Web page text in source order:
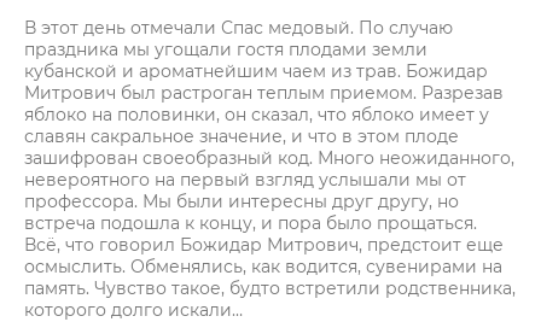
В этот день отмечали Спас медовый. По случаю
праздника мы угощали гостя плодами земли
кубанской и ароматнейшим чаем из трав. Божидар
Митрович был растроган теплым приемом. Разрезав
яблоко на половинки, он сказал, что яблоко имеет у
славян сакральное значение, и что в этом плоде
зашифрован своеобразный код. Много неожиданного,
невероятного на первый взгляд услышали мы от
профессора. Мы были интересны друг другу, но
встреча подошла к концу, и пора было прощаться.
Всё, что говорил Божидар Митрович, предстоит еще
осмыслить. Обменялись, как водится, сувенирами на
память. Чувство такое, будто встретили родственника,
которого долго искали…